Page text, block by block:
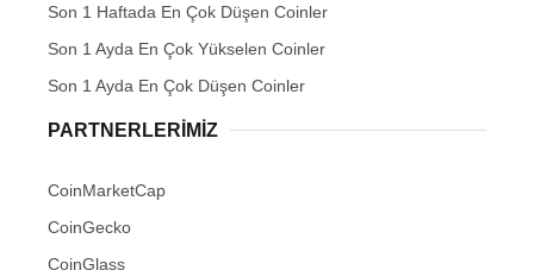
Son 1 Haftada En Çok Düşen Coinler
Son 1 Ayda En Çok Yükselen Coinler
Son 1 Ayda En Çok Düşen Coinler
PARTNERLERIMIZ
CoinMarketCap
CoinGecko
CoinGlass